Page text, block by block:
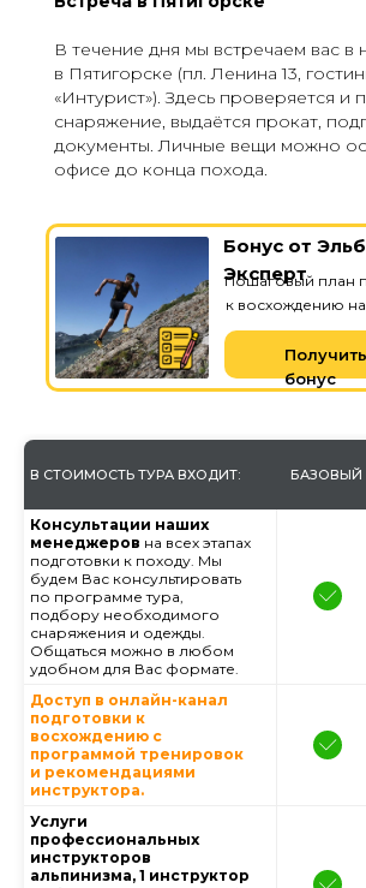
В течение дня мы встречаем вас
в Пятигорске (пл. Ленина 13,
«Интурист»). Здесь проверяется и
снаряжение, выдаётся прокат,
документы. Личные вещи можно
офисе до конца похода.
Бонус от
Эксперт
Пошаговый план
к восхождению
Получить
бонус
В СТОИМОСТЬ ТУРА ВХОДИТ: БАЗОВЫЙ
Консультации наших
менеджеров на всех этапах
подготовки к походу. Мы
будем Вас консультировать
по программе тура,
подбору необходимого
снаряжения и одежды.
Общаться можно в любом
удобном для Вас формате.
Доступ в онлайн-канал
подготовки к
восхождению с
программой тренировок
и рекомендациями
инструктора.
Услуги
профессиональных
инструкторов
альпинизма, 1 инструктор